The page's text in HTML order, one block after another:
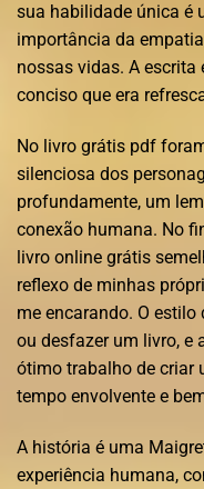
sua habilidade única é
importância da
nossas vidas. A escrita
conciso que era
No livro grátis pdf
silenciosa dos
profundamente, um
conexão humana. No
livro online grátis
reflexo de minhas
me encarando. O
ou desfazer um livro, e
ótimo trabalho de criar
tempo envolvente e
A história é uma
experiência humana,